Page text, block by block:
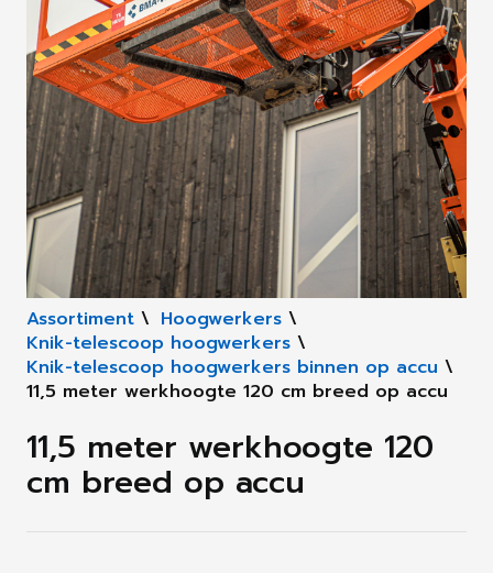
Assortiment \ Hoogwerkers \
Knik-telescoop hoogwerkers \
Knik-telescoop hoogwerkers binnen op accu \
11,5 meter werkhoogte 120 cm breed op accu
11,5 meter werkhoogte 120
cm breed op accu